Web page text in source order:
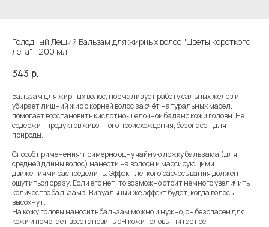
Голодный Леший Бальзам для жирных волос "Цветы короткого
лета" , 200 мл
343 р.
Бальзам для жирных волос, нормализует работу сальных желёз и
убирает лишний жир с корней волос за счёт натуральных масел,
помогает восстановить кислотно-щелочной баланс кожи головы. Не
содержит продуктов животного происхождения, безопасен для
природы.
Способ применения: примерно одну чайную ложку бальзама (для
средней длины волос) нанести на волосы и массирующими
движениями распределить. Эффект лёгкого расчёсывания должен
ощутиться сразу. Если его нет, то возможно стоит немного увеличить
количество бальзама. Визуальный же эффект будет, когда волосы
высохнут.
На кожу головы наносить бальзам можно и нужно, он безопасен для
кожи и помогает восстановить рН кожи головы, питает её.